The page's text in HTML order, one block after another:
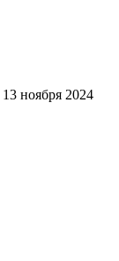
13 ноября 2024